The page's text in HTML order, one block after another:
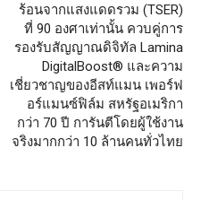
ร้อนจากแสงแดดรวม (TSER)
ที่ 90 องศาเท่านั้น ควบคู่การ
รองรับสัญญาณดิจิทัล Lamina
DigitalBoost® และความ
เชี่ยวชาญของอีสท์แมน เพอร์ฟ
อร์แมนซ์ฟิล์ม สหรัฐอเมริกา
กว่า 70 ปี การันตีโดยผู้ใช้งาน
จริงมากกว่า 10 ล้านคนทั่วไทย